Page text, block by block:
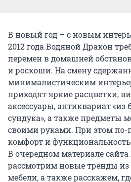
В новый год – с новым
2012 года Водяной Дракон
перемен в домашней
и роскоши. На смену
минималистическим
приходят яркие расцветки,
аксессуары, антиквариат «из
сундука», а также предметы
своими руками. При этом по-
комфорт и
В очередном материале сайта
рассмотрим новые тренды
мебели, а также расскажем,